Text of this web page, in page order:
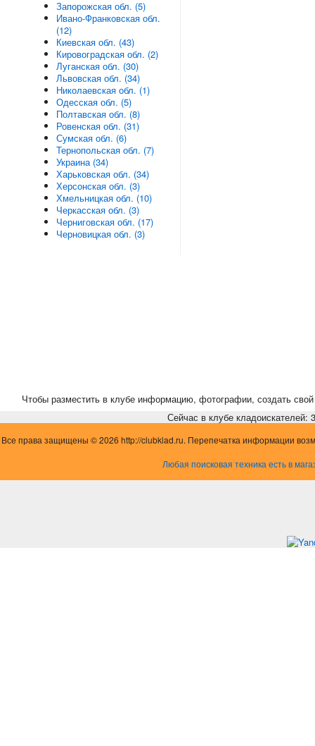
Запорожская обл. (5)
Ивано-Франковская обл.
(12)
Киевская обл. (43)
Кировоградская обл. (2)
Луганская обл. (30)
Львовская обл. (34)
Николаевская обл. (1)
Одесская обл. (5)
Полтавская обл. (8)
Ровенская обл. (31)
Сумская обл. (6)
Тернопольская обл. (7)
Украина (34)
Харьковская обл. (34)
Херсонская обл. (3)
Хмельницкая обл. (10)
Черкасская обл. (3)
Черниговская обл. (17)
Черновицкая обл. (3)
Чтобы разместить в клубе информацию, фотографии, создать свой
Сейчас в клубе кладоискателей:
Все права защищены © 2026 http://clubklad.ru. Перепечатка информации
Любая поисковая техника есть в